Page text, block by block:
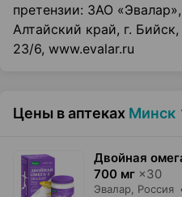
претензии: ЗАО
Алтайский край, г.
23/6, www.evalar.ru
Цены в аптеках Минск
Двойная
700 мг ×30
Эвалар, Россия